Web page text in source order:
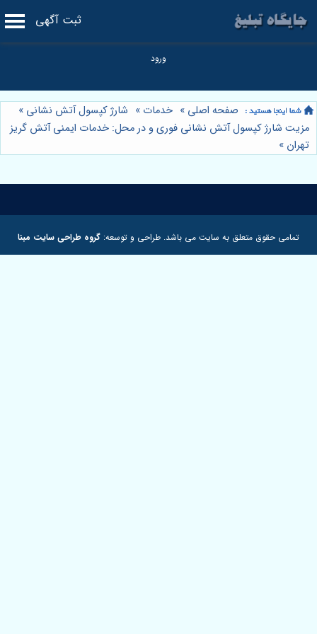
ثبت آگهی
صفحه اصلی » خدمات » شارژ کپسول آتش نشانی »
مزیت شارژ کپسول آتش نشانی فوری و در محل: خدمات ایمنی آتش گریز
تهران »
تمامی حقوق متعلق به سایت می باشد. طراحی و توسعه: گروه طراحی سایت مبنا